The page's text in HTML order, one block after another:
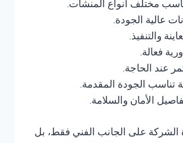
مختلف أنواع المنشآت.
عالية الجودة.
والتنفيذ.
فعالة.
عند الحاجة.
تناسب الجودة المقدمة.
الأمان والسلامة.
الشركة على الجانب الفني فقط، بل